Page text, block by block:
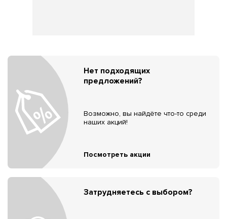
Нет подходящих
предложений?
Возможно, вы найдёте что-то среди
наших акций!
Посмотреть акции
Затрудняетесь с выбором?